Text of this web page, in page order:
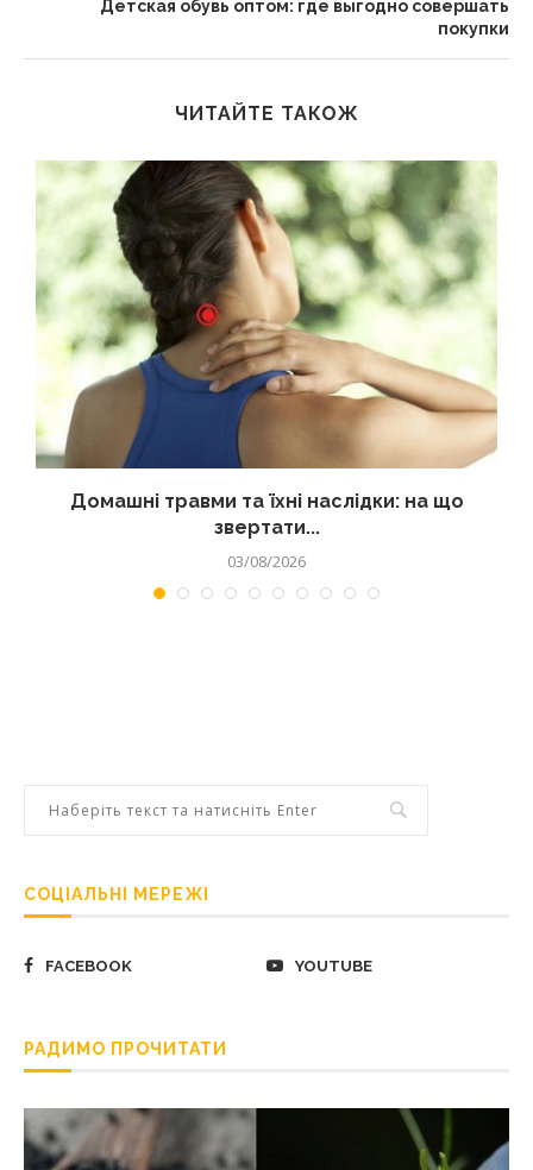
Детская обувь оптом: где выгодно совершать
покупки
ЧИТАЙТЕ ТАКОЖ
Домашні травми та їхні наслідки: на що
звертати...
03/08/2026
СОЦІАЛЬНІ МЕРЕЖІ
FACEBOOK YOUTUBE
РАДИМО ПРОЧИТАТИ